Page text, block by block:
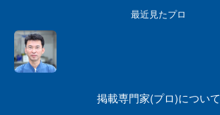
最近見たプロ
掲載専門家(プロ)について